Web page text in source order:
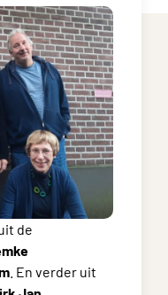
de
. En verder uit